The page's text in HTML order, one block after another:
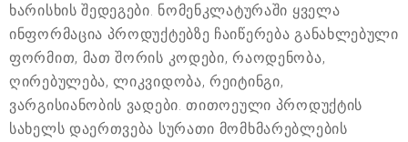
ხარისხის შედეგები. ნომენკლატურაში ყველა
ინფორმაცია პროდუქტებზე ჩაიწერება განახლებული
ფორმით, მათ შორის კოდები, რაოდენობა,
ღირებულება, ლიკვიდობა, რეიტინგი,
ვარგისიანობის ვადები. თითოეული პროდუქტის
სახელს დაერთვება სურათი მომხმარებლების